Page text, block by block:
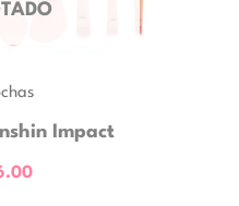
Impact